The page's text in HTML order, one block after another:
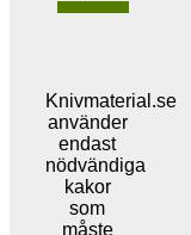
Knivmaterial.se
använder
endast
nödvändiga
kakor
som
måste